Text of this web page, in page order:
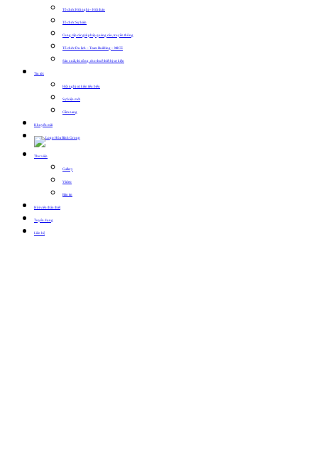
Tổ chức Hội nghị – Hội thảo
Tổ chức Sự kiện
Cung cấp các giải pháp quảng cáo, truyền thông
Tổ chức Du lịch – Team Building – MICE
Sản xuất, thi công, cho thuê thiết bị sự kiện
Tin tức
Hội nghị sự kiện tiêu biểu
Sự kiện mới
Cẩm nang
Khuyến mãi
Thư viện
Gallery
Video
Bản tin
Hội viên thân thiết
Tuyển dụng
Liên hệ